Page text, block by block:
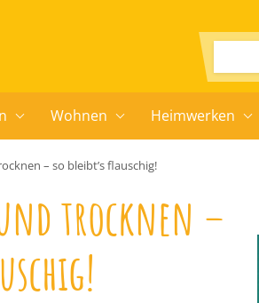
Wohnen Heimwerken
– so bleibt’s flauschig!
und trocknen –